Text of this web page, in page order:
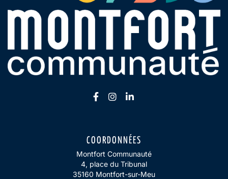
Lien vers le compte Facebook
Lien vers le compte
Lien vers le compte
COORDONNÉES
Montfort Communauté
4, place du Tribunal
35160 Montfort-sur-Meu